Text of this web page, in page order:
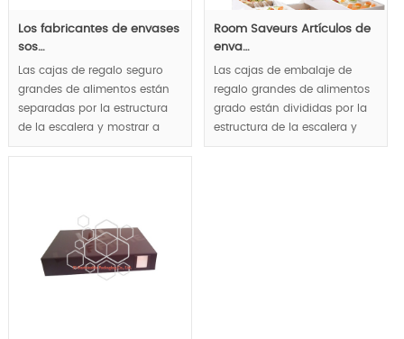
Los fabricantes de envases
sos…
Las cajas de regalo seguro
grandes de alimentos están
separadas por la estructura
de la escalera y mostrar a
gourmet en sentido de las
diseño fácil de usar.
MOQ:1000pcs.
Room Saveurs Artículos de
enva…
Las cajas de embalaje de
regalo grandes de alimentos
grado están divididas por la
estructura de la escalera y
mostrar a gourmet en sentido